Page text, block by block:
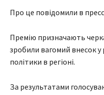
Про це повідомили в
Премію призначають
зробили вагомий внесок у
політики в регіоні.
За результатами